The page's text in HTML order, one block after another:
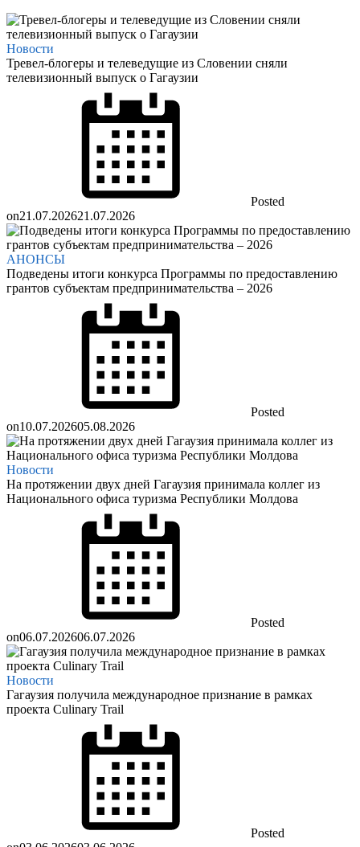
Новости
Тревел-блогеры и телеведущие из Словении сняли
телевизионный выпуск о Гагаузии
Posted
on21.07.202621.07.2026
АНОНСЫ
Подведены итоги конкурса Программы по предоставлению
грантов субъектам предпринимательства – 2026
Posted
on10.07.202605.08.2026
Новости
На протяжении двух дней Гагаузия принимала коллег из
Национального офиса туризма Республики Молдова
Posted
on06.07.202606.07.2026
Новости
Гагаузия получила международное признание в рамках
проекта Culinary Trail
Posted